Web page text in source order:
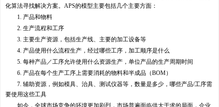
化算法寻找解决方案。APS的模型主要包括几个主要方面：
1. 产品和物料
2. 生产流程和工序
3. 主要生产资源，包括生产线、主要的加工设备等
4. 产品使用什么流程生产，经过哪些工序，加工顺序是什么
5. 每种产品／工序允许使用什么资源生产，单位产品的生产周期时间
6. 产品在每个生产工序上需要消耗的物料和半成品（BOM）
7. 辅助资源，例如模具、治具、测试仪器等，数量是多少，哪些产品/工序需
要使用这些工具
如今，全球市场竞争的环境更加剧烈，市场普遍面临供大于求的局面，企业